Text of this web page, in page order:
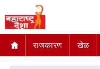
राजकारण खेळ